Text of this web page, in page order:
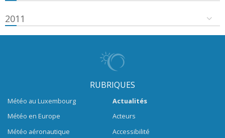
2011
RUBRIQUES
Météo au Luxembourg
Météo en Europe
Météo aéronautique
Actualités
Acteurs
Accessibilité